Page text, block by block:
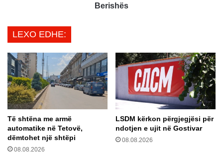
d
e
e
m
i
r
ë
p
ë
r
m
r
r
s
h
t
N
o
n
G
r
Berishës
LEXO EDHE:
Të shtëna me armë
automatike në Tetovë,
dëmtohet një shtëpi
08.08.2026
LSDM kërkon përgjegjësi për
ndotjen e ujit në Gostivar
08.08.2026